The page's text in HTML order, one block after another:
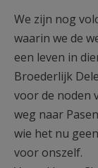
We zijn nog
waarin we de
een leven in
Broederlijk
voor de noden
weg naar
wie het nu
voor onszelf.